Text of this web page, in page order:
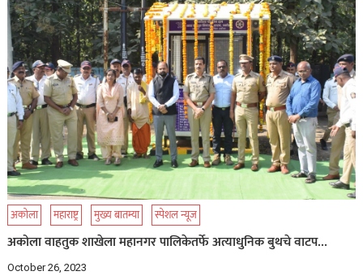
अकोला महाराष्ट्र मुख्य बातम्या स्पेशल न्यूज
अकोला वाहतुक शाखेला महानगर पालिकेतर्फे अत्याधुनिक बुथचे वाटप…
October 26, 2023